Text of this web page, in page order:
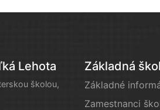
Lehota
školou,
Základná
Základné
Zamestnanci